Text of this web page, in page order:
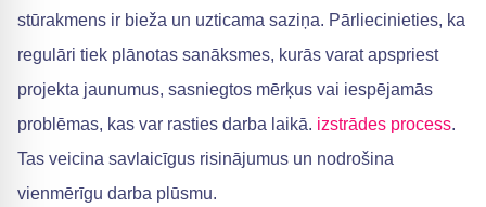
stūrakmens ir bieža un uzticama saziņa. Pārliecinieties, ka
regulāri tiek plānotas sanāksmes, kurās varat apspriest
projekta jaunumus, sasniegtos mērķus vai iespējamās
problēmas, kas var rasties darba laikā. izstrādes process.
Tas veicina savlaicīgus risinājumus un nodrošina
vienmērīgu darba plūsmu.